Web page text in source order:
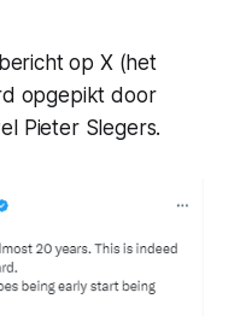
op X (het
opgepikt door
Pieter Slegers.